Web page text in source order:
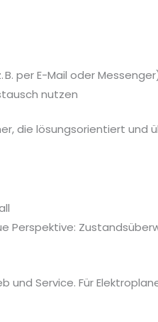
per E-Mail oder
nutzen
die lösungsorientiert und
Service. Für